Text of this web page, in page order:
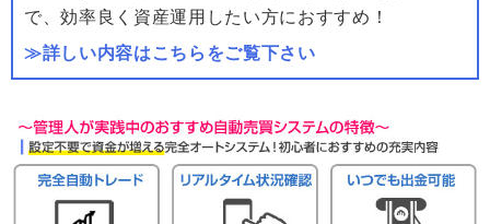
で、効率良く資産運用したい方におすすめ！
≫詳しい内容はこちらをご覧下さい